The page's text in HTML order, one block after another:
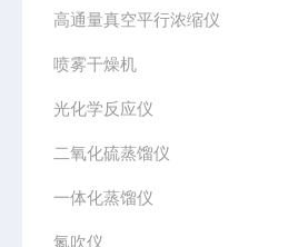
高通量真空平行浓缩仪
喷雾干燥机
光化学反应仪
二氧化硫蒸馏仪
一体化蒸馏仪
氮吹仪